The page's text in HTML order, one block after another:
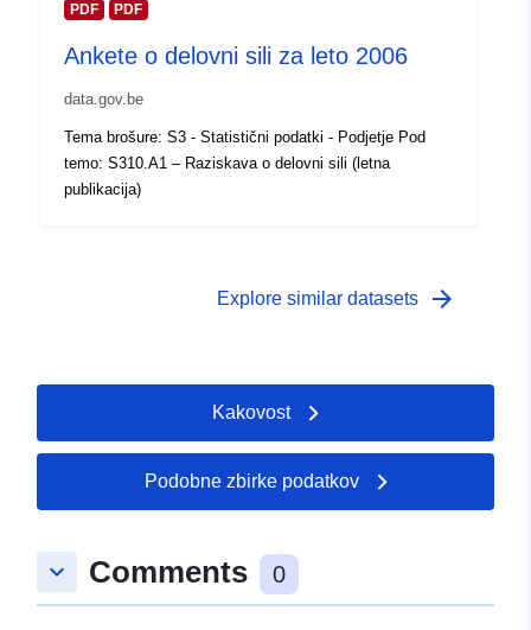
dostop:
Časovna
pokritost:
01 January 1996
PDF PDF
Ankete o delovni sili za leto 2006
data.gov.be
Tema brošure: S3 - Statistični podatki - Podjetje Pod
temo: S310.A1 – Raziskava o delovni sili (letna
publikacija)
Explore similar datasets arrow_forward
Kakovost
Podobne zbirke podatkov
keyboard_arrow_down Comments 0